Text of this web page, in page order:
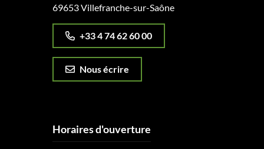
69653 Villefranche-sur-Saône
+33 4 74 62 60 00
Nous écrire
Horaires d'ouverture